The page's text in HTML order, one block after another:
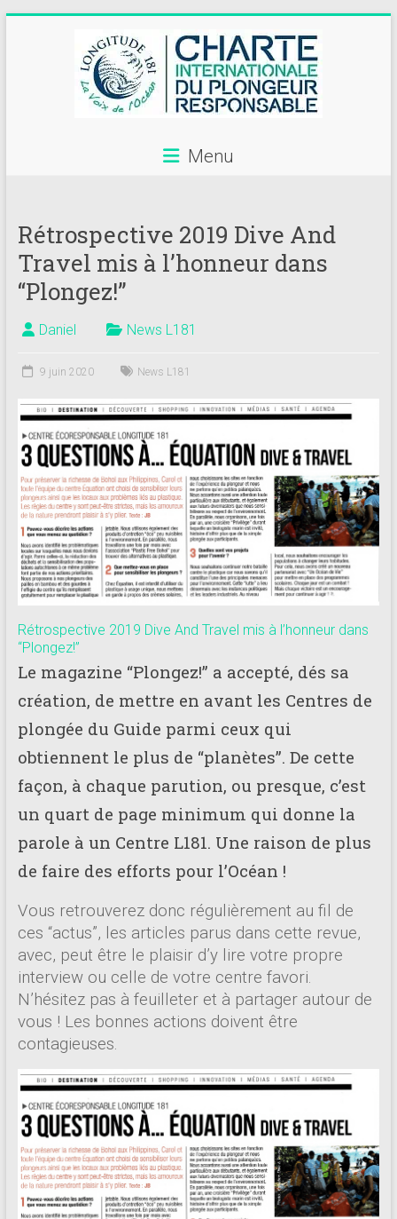
centres
de
plongée
adhérents
Longitude
181
Annuaire
des
centres
de
plongée
adhérents
Longitude
181
Menu
Rétrospective 2019 Dive And
Travel mis à l’honneur dans
“Plongez!”
Daniel News L181
9 juin 2020 News L181
Rétrospective 2019 Dive And Travel mis à l’honneur dans
“Plongez!”
Le magazine “Plongez!” a accepté, dés sa
création, de mettre en avant les Centres de
plongée du Guide parmi ceux qui
obtiennent le plus de “planètes”. De cette
façon, à chaque parution, ou presque, c’est
un quart de page minimum qui donne la
parole à un Centre L181. Une raison de plus
de faire des efforts pour l’Océan !
Vous retrouverez donc régulièrement au fil de
ces “actus”, les articles parus dans cette revue,
avec, peut être le plaisir d’y lire votre propre
interview ou celle de votre centre favori.
N’hésitez pas à feuilleter et à partager autour de
vous ! Les bonnes actions doivent être
contagieuses.